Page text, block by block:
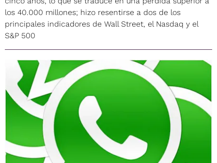
los 40.000 millones; hizo resentirse a dos de los
principales indicadores de Wall Street, el Nasdaq y el
S&P 500